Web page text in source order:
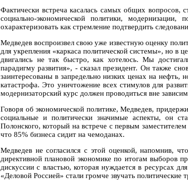
Фактически встреча касалась самых общих вопросов,
социально-экономической политики,
охарактеризовать как стремление подтвердить
Медведев воспроизвел свою уже известную оценку
для укрепления «каркаса политической системы», но в
двигались не так быстро, как хотелось. Мы
парадигму развития», - сказал президент. Он также
заинтересованы в запредельно низких ценах на нефть,
катастрофа. Это уничтожение всех стимулов для
модернизаторский курс должен проводиться вне
Говоря об экономической политике, Медведев,
социальные и политически значимые аспекты, он
Полонского, который на встрече с первым
что 85% бизнеса сидит на чемоданах.
Медведев не согласился с этой оценкой, напомнив,
директивной плановой экономике по итогам выборов
дискуссии с властью, которая нуждается в ресурсах
«Деловой Россией» стали громче звучать политические